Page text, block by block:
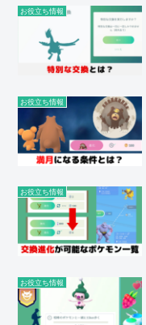
お役立ち情報
お役立ち情報
お役立ち情報
お役立ち情報